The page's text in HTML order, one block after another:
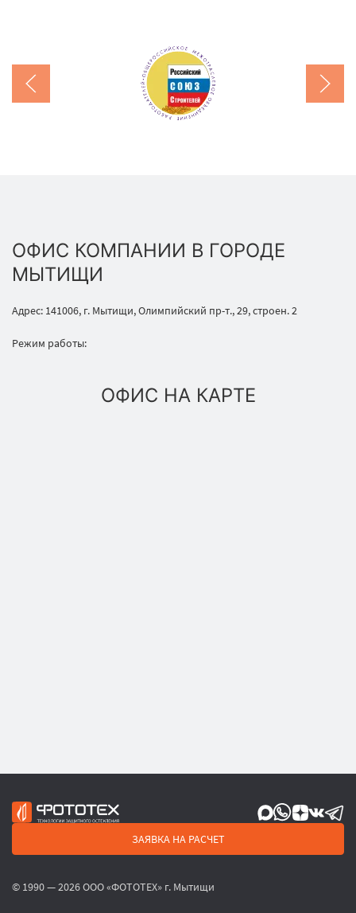
ОФИС КОМПАНИИ В ГОРОДЕ
МЫТИЩИ
Адрес: 141006, г. Мытищи, Олимпийский пр-т., 29, строен. 2
Режим работы:
ОФИС НА КАРТЕ
ЗАЯВКА НА РАСЧЕТ
© 1990 — 2026 ООО «ФОТОТЕХ» г. Мытищи